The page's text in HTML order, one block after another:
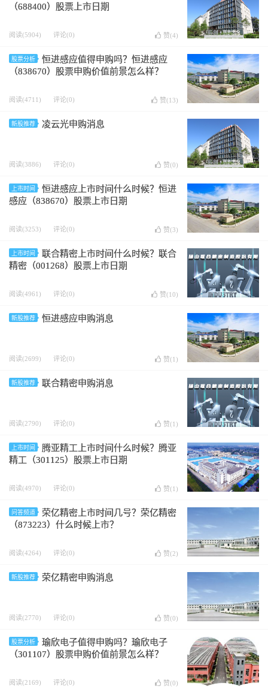
（688400）股票上市日期
阅读(5904) 评论(0) 赞(4)
股票分析
恒进感应值得申购吗？恒进感应
（838670）股票申购价值前景怎么样？
阅读(4711) 评论(0) 赞(13)
新股推荐 凌云光申购消息
阅读(3886) 评论(0) 赞(0)
上市时间
恒进感应上市时间什么时候？恒进
感应（838670）股票上市日期
阅读(3253) 评论(0) 赞(3)
上市时间
联合精密上市时间什么时候？联合
精密（001268）股票上市日期
阅读(4961) 评论(0) 赞(10)
新股推荐 恒进感应申购消息
阅读(2699) 评论(0) 赞(1 )
新股推荐 联合精密申购消息
阅读(2790) 评论(0) 赞(1 )
上市时间
腾亚精工上市时间什么时候？腾亚
精工（301125）股票上市日期
阅读(4970) 评论(0) 赞(1 )
问答频道
荣亿精密上市时间几号？荣亿精密
（873223）什么时候上市？
阅读(4264) 评论(0) 赞(2)
新股推荐 荣亿精密申购消息
阅读(2770) 评论(0) 赞(0)
股票分析
瑜欣电子值得申购吗？瑜欣电子
（301107）股票申购价值前景怎么样？
阅读(2169) 评论(0) 赞(0)